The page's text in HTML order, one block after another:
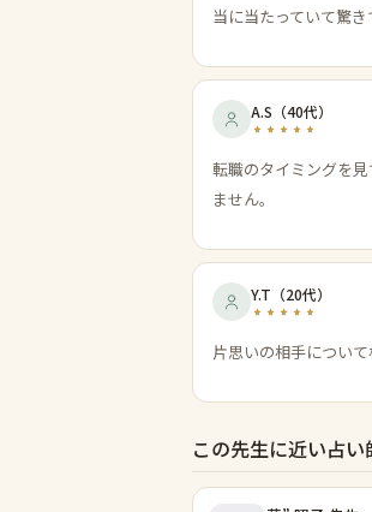
当に当たっていて驚き
A.S （40代）
転職のタイミングを
ません。
Y.T （20代）
片思いの相手につい
この先生に近い占い